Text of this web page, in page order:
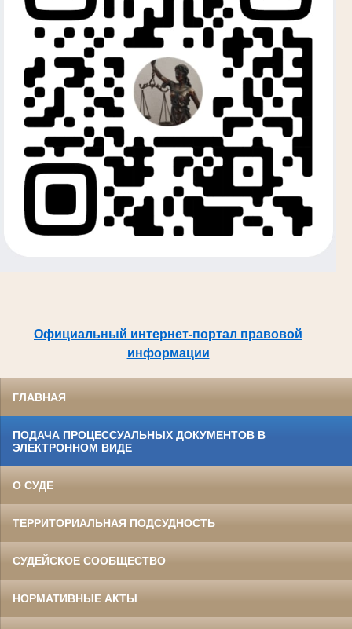
Официальный интернет-портал правовой
информации
ГЛАВНАЯ
ПОДАЧА ПРОЦЕССУАЛЬНЫХ ДОКУМЕНТОВ В
ЭЛЕКТРОННОМ ВИДЕ
О СУДЕ
ТЕРРИТОРИАЛЬНАЯ ПОДСУДНОСТЬ
СУДЕЙСКОЕ СООБЩЕСТВО
НОРМАТИВНЫЕ АКТЫ